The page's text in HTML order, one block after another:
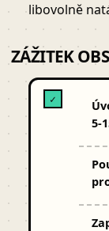
libovolně
ZÁŽITEK
✓
5-